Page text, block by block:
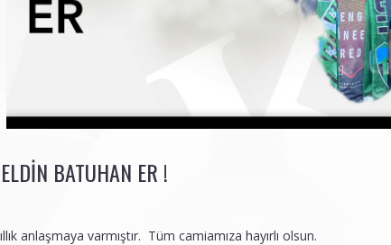
BATUHAN ER !
anlaşmaya varmıştır. Tüm camiamıza hayırlı olsun.